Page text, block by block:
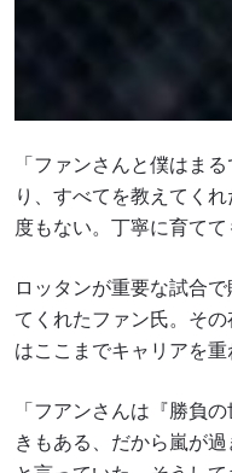
「ファンさんと僕はま
り、すべてを教えてく
度もない。丁寧に育てて
ロッタンが重要な試合
てくれたファン氏。そ
はここまでキャリアを重
「フアンさんは『勝負
きもある、だから嵐が